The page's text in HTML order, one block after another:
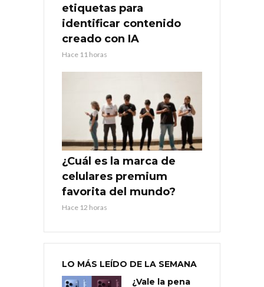
etiquetas para
identificar contenido
creado con IA
Hace 11 horas
¿Cuál es la marca de
celulares premium
favorita del mundo?
Hace 12 horas
LO MÁS LEÍDO DE LA SEMANA
¿Vale la pena